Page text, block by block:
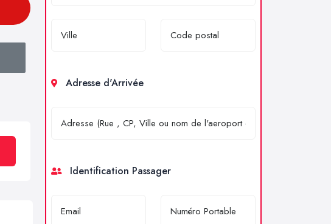
Adresse d'Arrivée
Identification Passager